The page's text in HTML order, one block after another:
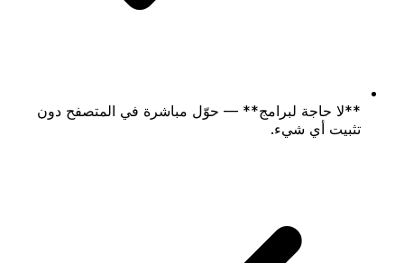
**لا حاجة لبرامج** — حوّل مباشرة في المتصفح دون
تثبيت أي شيء.